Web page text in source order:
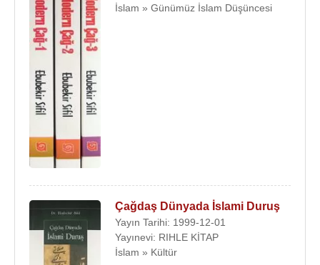
İslam » Günümüz İslam Düşüncesi
Çağdaş Dünyada İslami Duruş
Yayın Tarihi: 1999-12-01
Yayınevi: RIHLE KİTAP
İslam » Kültür